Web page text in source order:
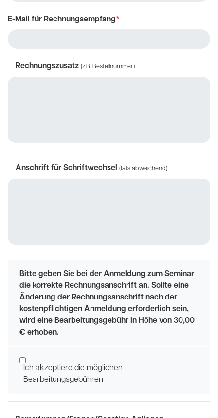
E-Mail für Rechnungsempfang*
Rechnungszusatz (z.B. Bestellnummer)
Anschrift für Schriftwechsel (falls abweichend)
Bitte geben Sie bei der Anmeldung zum Seminar
die korrekte Rechnungsanschrift an. Sollte eine
Änderung der Rechnungsanschrift nach der
kostenpflichtigen Anmeldung erforderlich sein,
wird eine Bearbeitungsgebühr in Höhe von 30,00
€ erhoben.
Ich akzeptiere die möglichen
Bearbeitungsgebühren